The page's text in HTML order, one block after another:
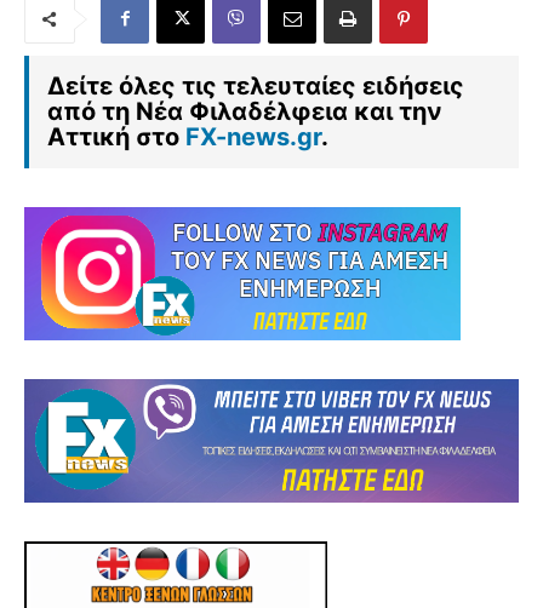
Δείτε όλες τις τελευταίες ειδήσεις
από τη Νέα Φιλαδέλφεια και την
Αττική στο FX-news.gr.